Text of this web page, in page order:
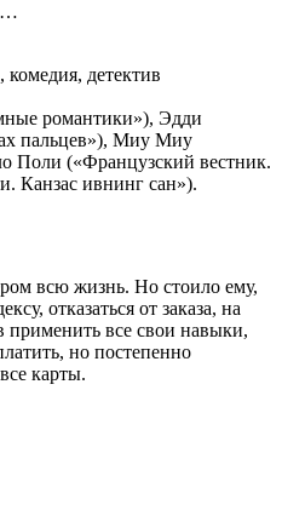
детектив
романтики»), Эдди
пальцев»), Миу Миу
Поли («Французский вестник.
Канзас ивнинг сан»).
всю жизнь. Но стоило ему,
отказаться от заказа, на
применить все свои навыки,
но постепенно
карты.